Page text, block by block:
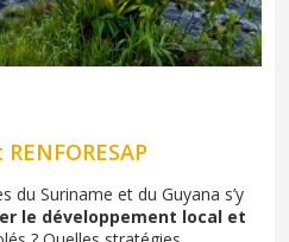
du Suriname et du Guyana s’y
le développement local et